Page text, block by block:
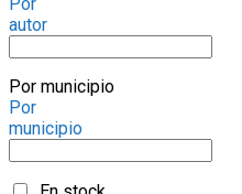
Por
autor
Por municipio
Por
municipio